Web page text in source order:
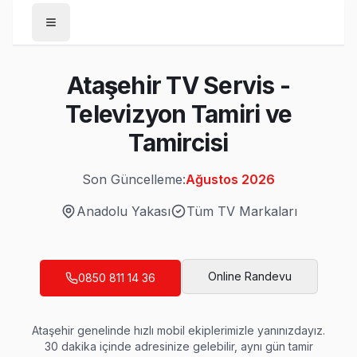
Ataşehir
Ağustos 2026
Ataşehir'da Mahalle Mahalle TV Servis
Aşık Veysel TV Servis
Ataşehir'da Aşık Veysel mahallesi için randevu
Atatürk TV Servis
Ataşehir TV Servis -
Televizyon Tamiri ve
Tamircisi
Son Güncelleme:Ağustos 2026
Anadolu Yakası
Tüm TV Markaları
0850 811 14 36 Online Randevu
Ataşehir genelinde hızlı mobil ekiplerimizle yanınızdayız.
30 dakika içinde adresinize gelebilir, aynı gün tamir